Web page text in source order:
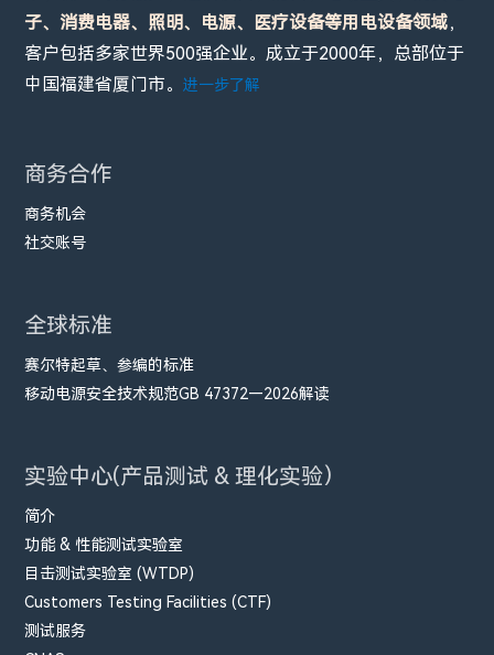
子、消费电器、照明、电源、医疗设备等用电设备领域，
客户包括多家世界500强企业。成立于2000年，总部位于
中国福建省厦门市。进一步了解
商务合作
商务机会
社交账号
全球标准
赛尔特起草、参编的标准
移动电源安全技术规范GB 47372—2026解读
实验中心(产品测试 & 理化实验）
简介
功能 & 性能测试实验室
目击测试实验室 (WTDP)
Customers Testing Facilities (CTF)
测试服务